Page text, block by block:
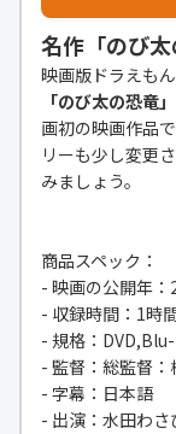
名作「のび
映画版ドラえも
「のび太の恐竜
画初の映画作品
リーも少し変更
みましょう。
商品スペック：
- 映画の公開年：
- 収録時間：1時
- 規格：
- 監督：総監督
- 字幕：日本語
- 出演：水田わ